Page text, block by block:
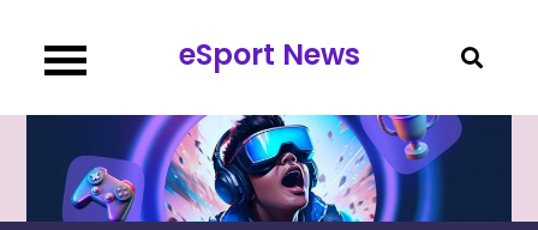
содержимому
eSport News